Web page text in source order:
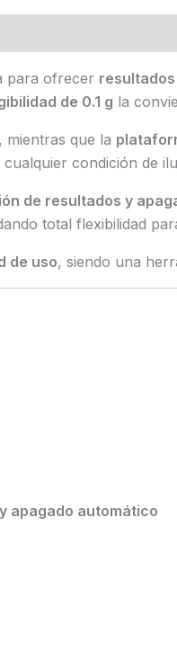
para ofrecer
de 0.1 g la
que la
condición de
de resultados y
total flexibilidad
de uso, siendo una
apagado automático